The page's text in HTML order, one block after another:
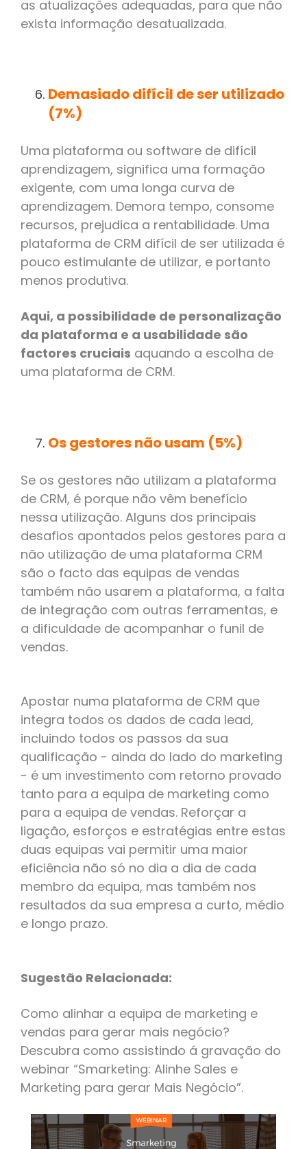
as atualizações adequadas, para que não
exista informação desatualizada.
Demasiado difícil de ser utilizado
(7%)
Uma plataforma ou software de difícil
aprendizagem, significa uma formação
exigente, com uma longa curva de
aprendizagem. Demora tempo, consome
recursos, prejudica a rentabilidade. Uma
plataforma de CRM difícil de ser utilizada é
pouco estimulante de utilizar, e portanto
menos produtiva.
Aqui, a possibilidade de personalização
da plataforma e a usabilidade são
factores cruciais aquando a escolha de
uma plataforma de CRM.
Os gestores não usam (5%)
Se os gestores não utilizam a plataforma
de CRM, é porque não vêm benefício
nessa utilização. Alguns dos principais
desafios apontados pelos gestores para a
não utilização de uma plataforma CRM
são o facto das equipas de vendas
também não usarem a plataforma, a falta
de integração com outras ferramentas, e
a dificuldade de acompanhar o funil de
vendas.
Apostar numa plataforma de CRM que
integra todos os dados de cada lead,
incluindo todos os passos da sua
qualificação - ainda do lado do marketing
- é um investimento com retorno provado
tanto para a equipa de marketing como
para a equipa de vendas. Reforçar a
ligação, esforços e estratégias entre estas
duas equipas vai permitir uma maior
eficiência não só no dia a dia de cada
membro da equipa, mas também nos
resultados da sua empresa a curto, médio
e longo prazo.
Sugestão Relacionada:
Como alinhar a equipa de marketing e
vendas para gerar mais negócio?
Descubra como assistindo á gravação do
webinar “Smarketing: Alinhe Sales e
Marketing para gerar Mais Negócio”.